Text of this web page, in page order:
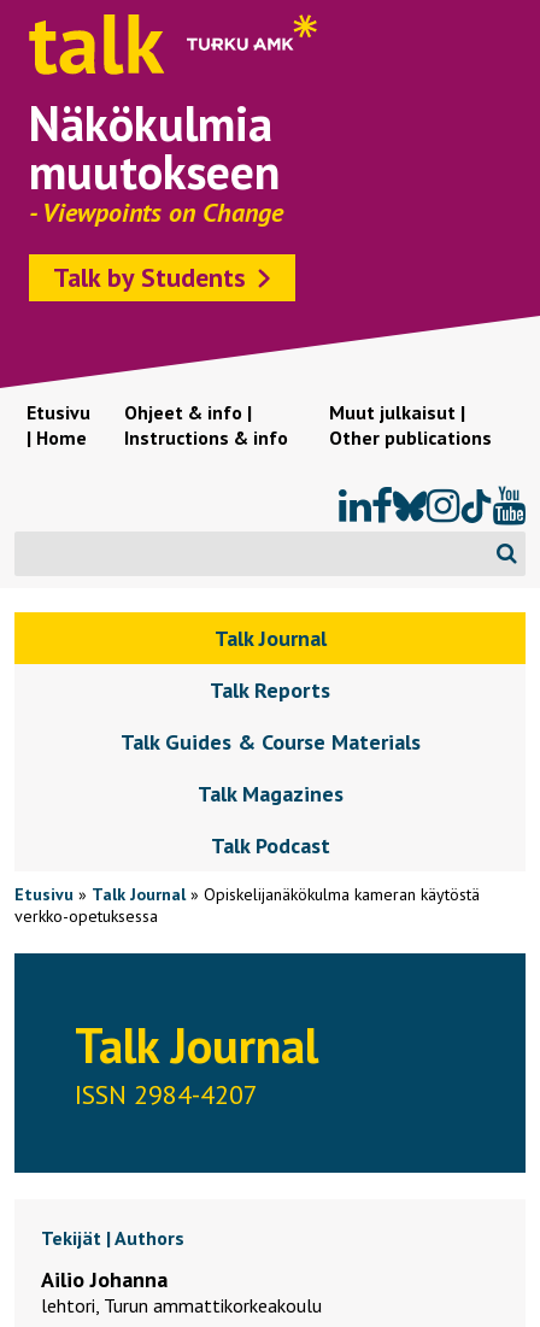
Näkökulmia
muutokseen
- Viewpoints on Change
Talk by Students
Etusivu
| Home
Ohjeet & info |
Instructions & info
Muut julkaisut |
Other publications
Talk Journal
Talk Reports
Talk Guides & Course Materials
Talk Magazines
Talk Podcast
Etusivu » Talk Journal» Opiskelijanäkökulma kameran käytöstä
verkko-opetuksessa
Talk Journal
ISSN 2984-4207
Tekijät | Authors
Ailio Johanna
lehtori, Turun ammattikorkeakoulu